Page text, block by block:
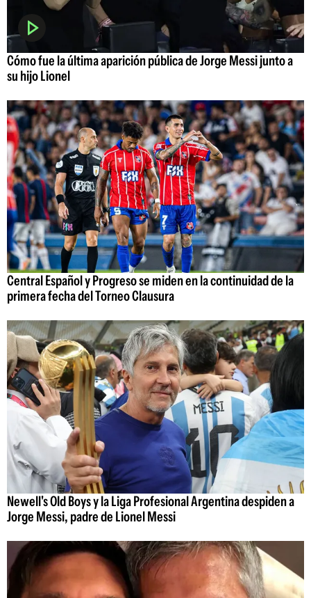
Cómo fue la última aparición pública de Jorge Messi junto a
su hijo Lionel
Central Español y Progreso se miden en la continuidad de la
primera fecha del Torneo Clausura
Newell's Old Boys y la Liga Profesional Argentina despiden a
Jorge Messi, padre de Lionel Messi